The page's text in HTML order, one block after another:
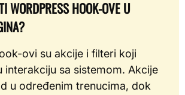
WORDPRESS HOOK-OVE U
ovi su akcije i filteri koji
interakciju sa sistemom. Akcije
u određenim trenucima, dok